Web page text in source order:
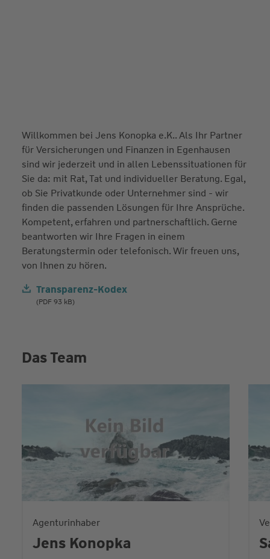
Willkommen bei Jens Konopka e.K.. Als Ihr Partner
für Versicherungen und Finanzen in Egenhausen
sind wir jederzeit und in allen Lebenssituationen für
Sie da: mit Rat, Tat und individueller Beratung. Egal,
ob Sie Privatkunde oder Unternehmer sind - wir
finden die passenden Lösungen für Ihre Ansprüche.
Kompetent, erfahren und partnerschaftlich. Gerne
beantworten wir Ihre Fragen in einem
Beratungstermin oder telefonisch. Wir freuen uns,
von Ihnen zu hören.
Transparenz-Kodex
(PDF 93 kB)
Das Team
Agenturinhaber
Jens Konopka